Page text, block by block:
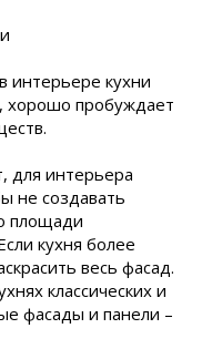
интерьере кухни
хорошо пробуждает
для интерьера
не создавать
площади
кухня более
весь фасад.
классических и
фасады и панели –